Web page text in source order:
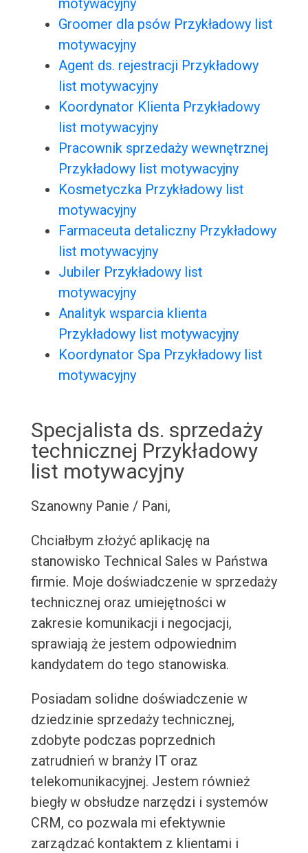
motywacyjny
Groomer dla psów Przykładowy list
motywacyjny
Agent ds. rejestracji Przykładowy
list motywacyjny
Koordynator Klienta Przykładowy
list motywacyjny
Pracownik sprzedaży wewnętrznej
Przykładowy list motywacyjny
Kosmetyczka Przykładowy list
motywacyjny
Farmaceuta detaliczny Przykładowy
list motywacyjny
Jubiler Przykładowy list
motywacyjny
Analityk wsparcia klienta
Przykładowy list motywacyjny
Koordynator Spa Przykładowy list
motywacyjny
Specjalista ds. sprzedaży
technicznej Przykładowy
list motywacyjny
Szanowny Panie / Pani,
Chciałbym złożyć aplikację na
stanowisko Technical Sales w Państwa
firmie. Moje doświadczenie w sprzedaży
technicznej oraz umiejętności w
zakresie komunikacji i negocjacji,
sprawiają że jestem odpowiednim
kandydatem do tego stanowiska.
Posiadam solidne doświadczenie w
dziedzinie sprzedaży technicznej,
zdobyte podczas poprzednich
zatrudnień w branży IT oraz
telekomunikacyjnej. Jestem również
biegły w obsłudze narzędzi i systemów
CRM, co pozwala mi efektywnie
zarządzać kontaktem z klientami i